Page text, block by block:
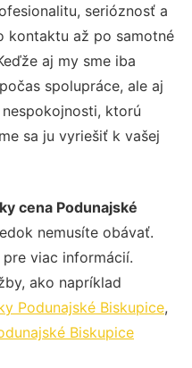
serióznosť a
kontaktu až po samotné
aj my sme iba
spolupráce, ale aj
ktorú
sa ju vyriešiť k vašej
cena Podunajské
nemusíte obávať.
viac informácií.
ako napríklad
Podunajské Biskupice,
Biskupice